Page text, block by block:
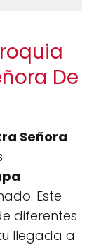
De
Señora
Este
diferentes
llegada a